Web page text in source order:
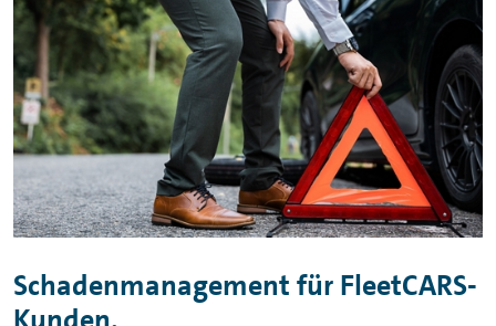
Schadenmanagement für FleetCARS-